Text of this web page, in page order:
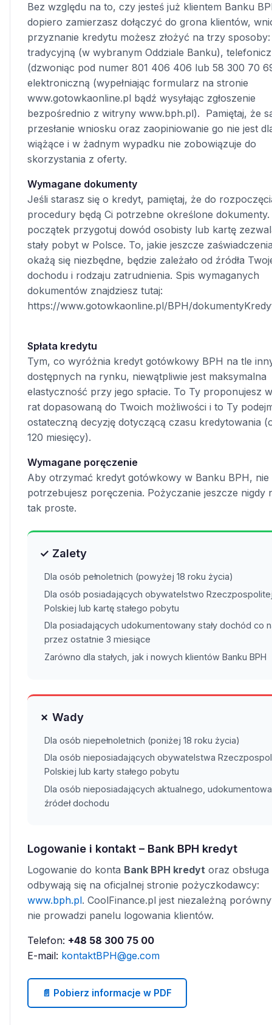
Bez względu na to, czy jesteś już klientem Banku
dopiero zamierzasz dołączyć do grona klientów,
przyznanie kredytu możesz złożyć na trzy
tradycyjną (w wybranym Oddziale Banku),
(dzwoniąc pod numer 801 406 406 lub 58 300 70
elektroniczną (wypełniając formularz na stronie
www.gotowkaonline.pl bądź wysyłając zgłoszenie
bezpośrednio z witryny www.bph.pl). Pamiętaj, że
przesłanie wniosku oraz zaopiniowanie go nie jest
wiążące i w żadnym wypadku nie zobowiązuje do
skorzystania z oferty.
Wymagane dokumenty
Jeśli starasz się o kredyt, pamiętaj, że do
procedury będą Ci potrzebne określone dokumenty.
początek przygotuj dowód osobisty lub kartę
stały pobyt w Polsce. To, jakie jeszcze
okażą się niezbędne, będzie zależało od źródła
dochodu i rodzaju zatrudnienia. Spis wymaganych
dokumentów znajdziesz tutaj:
https://www.gotowkaonline.pl/BPH/
Spłata kredytu
Tym, co wyróżnia kredyt gotówkowy BPH na tle
dostępnych na rynku, niewątpliwie jest maksymalna
elastyczność przy jego spłacie. To Ty proponujesz
rat dopasowaną do Twoich możliwości i to Ty
ostateczną decyzję dotyczącą czasu kredytowania
120 miesięcy).
Wymagane poręczenie
Aby otrzymać kredyt gotówkowy w Banku BPH, nie
potrzebujesz poręczenia. Pożyczanie jeszcze nigdy
tak proste.
✓ Zalety
Dla osób pełnoletnich (powyżej 18 roku życia)
Dla osób posiadających obywatelstwo
Polskiej lub kartę stałego pobytu
Dla posiadających udokumentowany stały dochód co
przez ostatnie 3 miesiące
Zarówno dla stałych, jak i nowych klientów Banku BPH
✗ Wady
Dla osób niepełnoletnich (poniżej 18 roku życia)
Dla osób nieposiadających obywatelstwa
Polskiej lub karty stałego pobytu
Dla osób nieposiadających aktualnego,
źródeł dochodu
Logowanie i kontakt – Bank BPH kredyt
Logowanie do konta Bank BPH kredyt oraz
odbywają się na oficjalnej stronie pożyczkodawcy:
www.bph.pl. CoolFinance.pl jest niezależną
nie prowadzi panelu logowania klientów.
Telefon: +48 58 300 75 00
E-mail: kontaktBPH@ge.com
📄 Pobierz informacje w PDF